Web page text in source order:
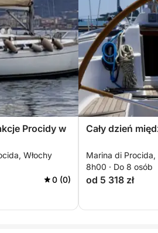
Procidy w
Włochy
0 (0)
Cały dzień
Marina di Procida,
8h00 · Do 8 osób
od 5 318 zł